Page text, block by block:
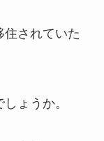
住されていた
ょうか。